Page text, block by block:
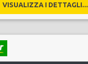
VISUALIZZA I DETTAGLI...